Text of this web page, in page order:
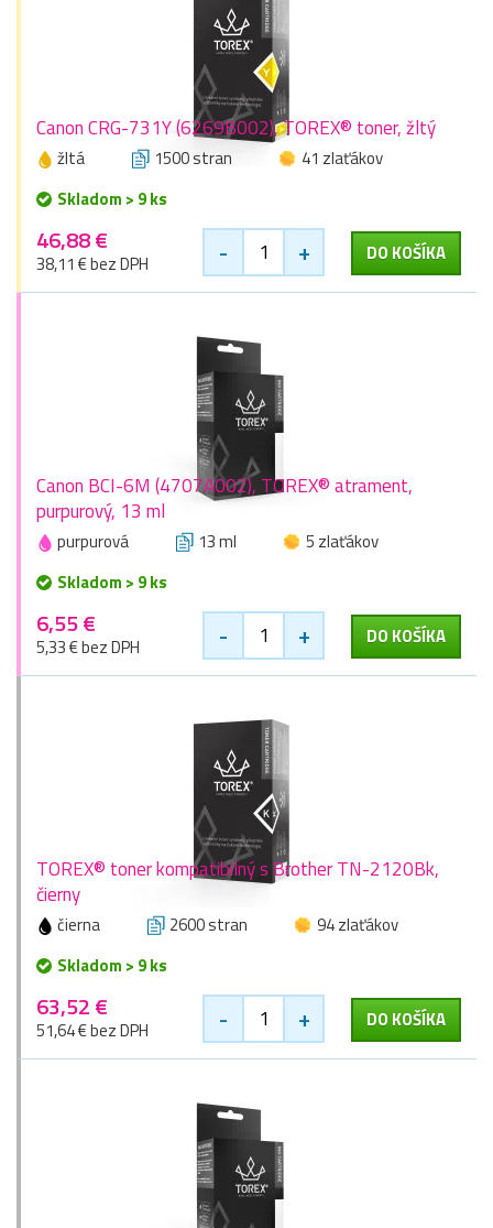
Canon CRG-731Y (6269B002), TOREX® toner, žltý
žltá 1500 stran
41 zlaťákov
Skladom > 9 ks
46,88 €
38,11 € bez DPH - + DO KOŠÍKA
Canon BCI-6M (4707A002), TOREX® atrament,
purpurový, 13 ml
purpurová 13 ml
5 zlaťákov
Skladom > 9 ks
6,55 €
5,33 € bez DPH - + DO KOŠÍKA
TOREX® toner kompatibilný s Brother TN-2120Bk,
čierny
čierna 2600 stran
94 zlaťákov
Skladom > 9 ks
63,52 €
51,64 € bez DPH - + DO KOŠÍKA